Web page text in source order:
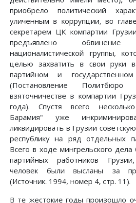
приобрело политический
уличенным в коррупции, во
секретарем ЦК компартии
предъявлено
националистической группы,
целью захватить в свои руки
партийном и
(Постановление
взяточничестве в компартии
года). Спустя всего
Барамия" уже
ликвидировать в Грузии
республику на ряд отдельных
Всего в ходе мингрельского
партийных работников
человек были высланы за
(Источник. 1994, номер 4, стр. 11).
В те жестокие годы произошло